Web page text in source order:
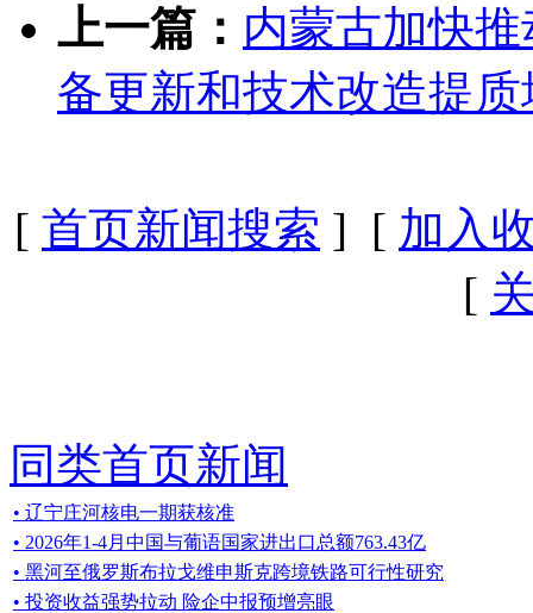
上一篇： 内蒙古加快
备更新和技术改造提
[ 首页新闻搜索 ] [ 加入
[
同类首页新闻
• 辽宁庄河核电一期获核准
• 2026年1-4月中国与葡语国家进出口总额763.43亿
• 黑河至俄罗斯布拉戈维申斯克跨境铁路可行性研究
• 投资收益强势拉动 险企中报预增亮眼